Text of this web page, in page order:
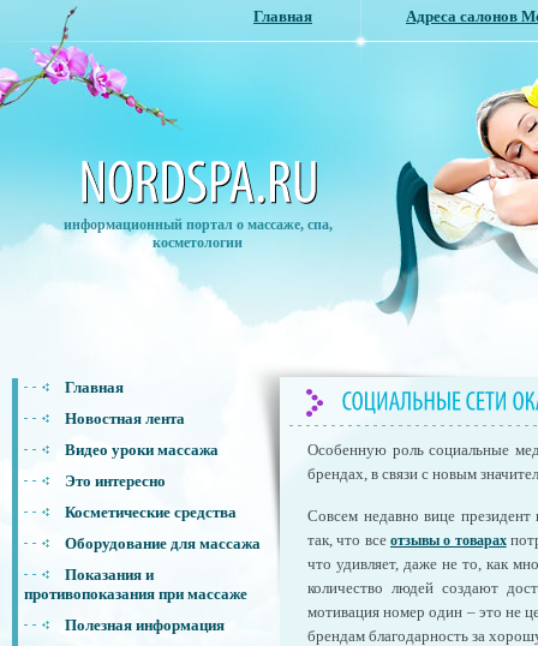
Главная Адреса салонов
информационный портал о массаже, спа,
косметологии
Главная
Новостная лента
Видео уроки массажа
Это интересно
Косметические средства
Оборудование для массажа
Показания и
противопоказания при массаже
Полезная информация
Особенную роль социальные
брендах, в связи с новым
Совсем недавно вице
так, что все отзывы о товарах
что удивляет, даже не то, как
количество людей создают
мотивация номер один – это не
брендам благодарность за